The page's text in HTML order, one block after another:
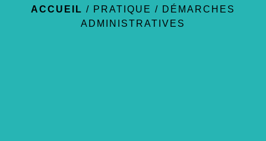
ACCUEIL / PRATIQUE / DÉMARCHES
ADMINISTRATIVES